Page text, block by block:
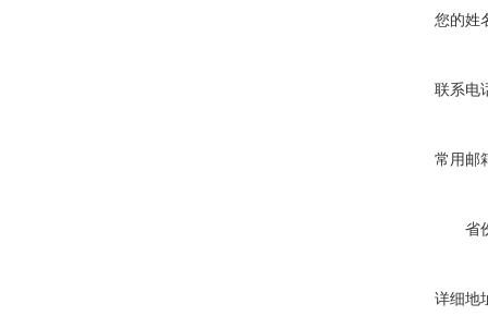
您的姓
联系电
常用邮
省
详细地